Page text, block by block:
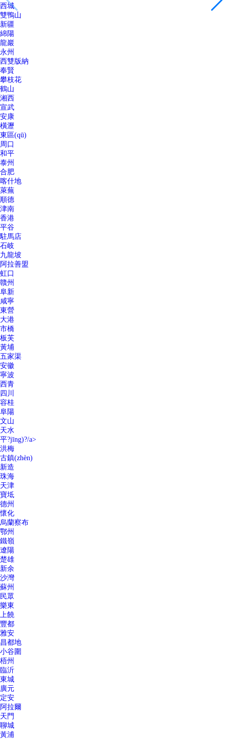
西城
雙鴨山
新疆
綿陽
龍巖
永州
西雙版納
奉賢
攀枝花
鶴山
湘西
宣武
安康
橫瀝
東區(qū)
周口
和平
泰州
合肥
喀什地
萊蕪
順德
津南
香港
平谷
駐馬店
石岐
九龍坡
阿拉善盟
虹口
贛州
阜新
咸寧
東營
大港
市橋
板芙
黃埔
五家渠
安徽
寧波
西青
四川
容桂
阜陽
文山
天水
平?jīng)?/a>
洪梅
古鎮(zhèn)
新造
珠海
天津
寶坻
德州
懷化
烏蘭察布
鄂州
鐵嶺
遼陽
楚雄
新余
沙灣
蘇州
民眾
樂東
上饒
豐都
雅安
昌都地
小谷圍
梧州
臨沂
東城
廣元
定安
阿拉爾
天門
聊城
黃浦